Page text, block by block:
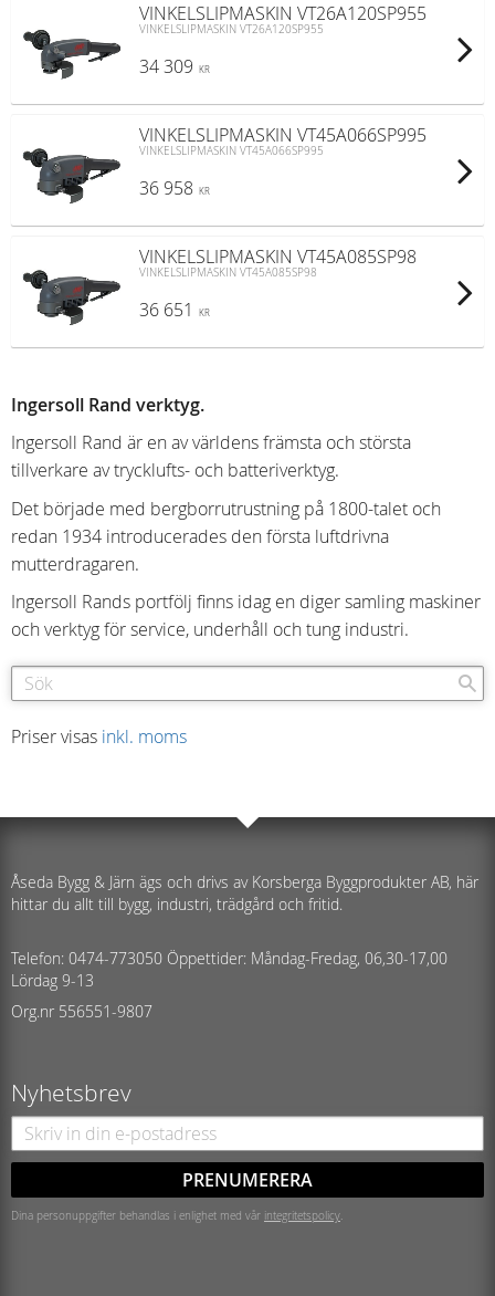
VINKELSLIPMASKIN VT26A120SP955
VINKELSLIPMASKIN VT26A120SP955
34 309 KR
VINKELSLIPMASKIN VT45A066SP995
VINKELSLIPMASKIN VT45A066SP995
36 958 KR
VINKELSLIPMASKIN VT45A085SP98
VINKELSLIPMASKIN VT45A085SP98
36 651 KR
Ingersoll Rand verktyg.
Ingersoll Rand är en av världens främsta och största
tillverkare av trycklufts- och batteriverktyg.
Det började med bergborrutrustning på 1800-talet och
redan 1934 introducerades den första luftdrivna
mutterdragaren.
Ingersoll Rands portfölj finns idag en diger samling maskiner
och verktyg för service, underhåll och tung industri.
Priser visas inkl. moms
Åseda Bygg & Järn ägs och drivs av Korsberga Byggprodukter AB, här
hittar du allt till bygg, industri, trädgård och fritid.
Telefon: 0474-773050 Öppettider: Måndag-Fredag, 06,30-17,00
Lördag 9-13
Org.nr 556551-9807
Nyhetsbrev
PRENUMERERA
Dina personuppgifter behandlas i enlighet med vår integritetspolicy.